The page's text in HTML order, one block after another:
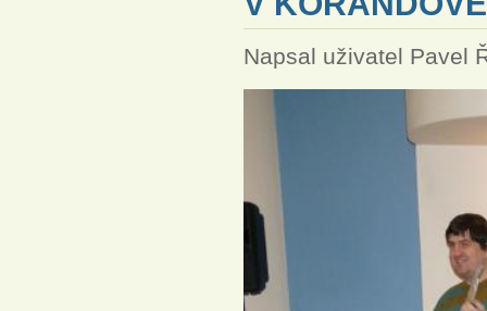
Napsal uživatel Pavel